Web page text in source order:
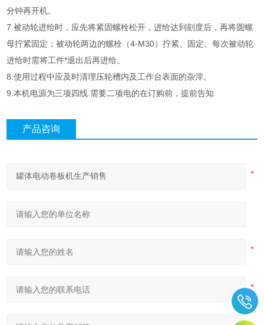
分钟再开机。
7.被动轮进给时，应先将紧固螺栓松开，进给达到刻度后，再将圆螺
母拧紧固定；被动轮两边的螺栓（4-M30）拧紧、固定。每次被动轮
进给时需将工件*退出后再进给。
8.使用过程中应及时清理压轮槽内及工作台表面的杂滓。
9.本机电源为三项四线.需要二项电的在订购前，提前告知
产品咨询